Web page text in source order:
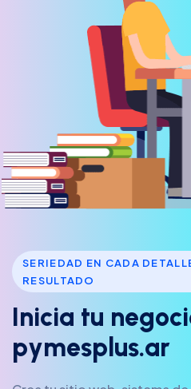
SERIEDAD EN CADA
RESULTADO
Inicia tu negoci
pymesp us.ar